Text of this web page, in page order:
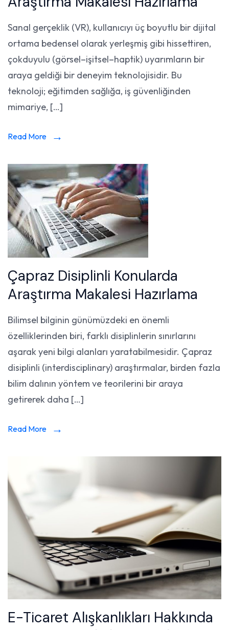
Sanal gerçeklik (VR), kullanıcıyı üç boyutlu bir dijital
ortama bedensel olarak yerleşmiş gibi hissettiren,
çokduyulu (görsel–işitsel–haptik) uyarımların bir
araya geldiği bir deneyim teknolojisidir. Bu
teknoloji; eğitimden sağlığa, iş güvenliğinden
mimariye, […]
Read More
Çapraz Disiplinli Konularda
Araştırma Makalesi Hazırlama
Bilimsel bilginin günümüzdeki en önemli
özelliklerinden biri, farklı disiplinlerin sınırlarını
aşarak yeni bilgi alanları yaratabilmesidir. Çapraz
disiplinli (interdisciplinary) araştırmalar, birden fazla
bilim dalının yöntem ve teorilerini bir araya
getirerek daha […]
Read More
E-Ticaret Alışkanlıkları Hakkında